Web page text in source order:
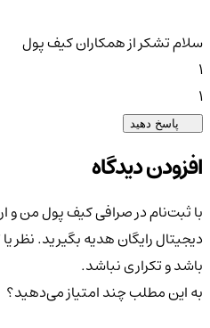
سلام تشکر از همکاران کیف پول
پاسخ دهید
افزودن دیدگاه
با ثبت‌نام در صرافی کیف پول من و
باشد و تکراری نباشد.
به این مطلب چند امتیاز می‌دهید؟